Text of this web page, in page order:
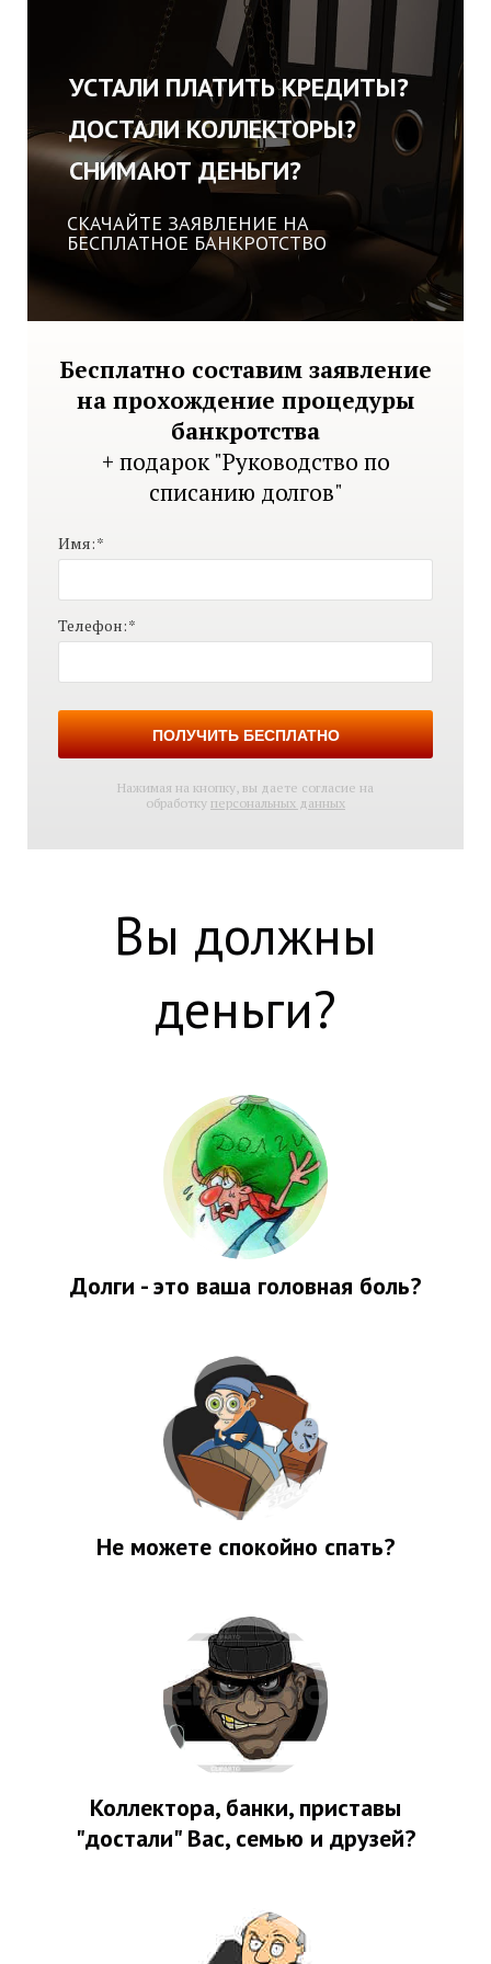
УСТАЛИ ПЛАТИТЬ КРЕДИТЫ?
ДОСТАЛИ КОЛЛЕКТОРЫ?
СНИМАЮТ ДЕНЬГИ?
СКАЧАЙТЕ ЗАЯВЛЕНИЕ НА
БЕСПЛАТНОЕ БАНКРОТСТВО
Бесплатно составим заявление
на прохождение процедуры
банкротства
+ подарок "Руководство по
списанию долгов"
Имя:*
Телефон:*
ПОЛУЧИТЬ БЕСПЛАТНО
Нажимая на кнопку, вы даете согласие на
обработку персональных данных
Вы должны
деньги?
Долги - это ваша головная боль?
Не можете спокойно спать?
Коллектора, банки, приставы
"достали" Вас, семью и друзей?